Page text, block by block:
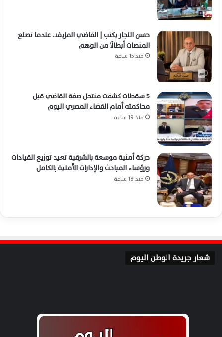
حسن النجار يكتب | القاضي المزيف.. عندما تصنع
المنصات أبطالًا من الوهم
منذ 15 ساعة
5 سقطات كشفت منتحل صفة القاضي قبل
محاكمته أمام القضاء المصري اليوم
منذ 19 ساعة
حركة أمنية موسعة بالشرقية تعيد توزيع القيادات
ورؤساء المباحث والإدارات الأمنية بالكامل
منذ 18 ساعة
شعار جريدة الوطن اليوم